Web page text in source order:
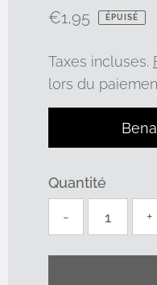
Prix
€1,95 ÉPUISÉ
Taxes incluses.
lors du
Quantité
-
+